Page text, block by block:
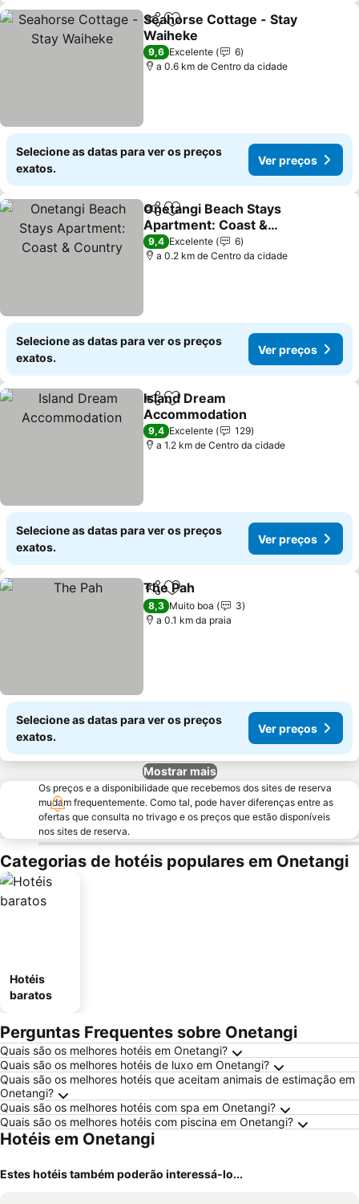
PartilharAdicionar aos favoritos
Seahorse Cottage - Stay
Waiheke
Ver preços
9,6 Excelente
6
a 0.6 km de Centro da cidade
Selecione as datas para ver os preços
exatos.
Ver preços
PartilharAdicionar aos favoritos
Onetangi Beach Stays
Apartment: Coast &
Country
Ver preços
9,4 Excelente
6
a 0.2 km de Centro da cidade
Selecione as datas para ver os preços
exatos.
Ver preços
PartilharAdicionar aos favoritos
Island Dream
Accommodation
Ver preços
9,4 Excelente
129
a 1.2 km de Centro da cidade
Selecione as datas para ver os preços
exatos.
Ver preços
PartilharAdicionar aos favoritos
The Pah
8,3 Muito boa
3
a 0.1 km da praia
Selecione as datas para ver os preços
exatos.
Ver preços
Mostrar mais
Os preços e a disponibilidade que recebemos dos sites de reserva
mudam frequentemente. Como tal, pode haver diferenças entre as
ofertas que consulta no trivago e os preços que estão disponíveis
nos sites de reserva.
Categorias de hotéis populares em Onetangi
Hotéis
baratos
Perguntas Frequentes sobre Onetangi
Quais são os melhores hotéis em Onetangi?
Quais são os melhores hotéis de luxo em Onetangi?
Quais são os melhores hotéis que aceitam animais de estimação em
Onetangi?
Quais são os melhores hotéis com spa em Onetangi?
Quais são os melhores hotéis com piscina em Onetangi?
Hotéis em Onetangi
Estes hotéis também poderão interessá-lo...